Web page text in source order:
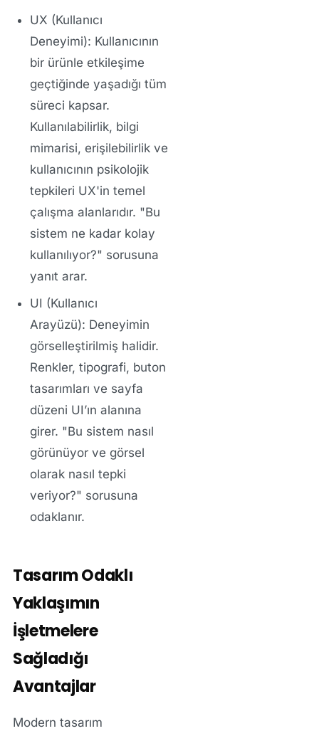
UX (Kullanıcı
Deneyimi): Kullanıcının
bir ürünle etkileşime
geçtiğinde yaşadığı tüm
süreci kapsar.
Kullanılabilirlik, bilgi
mimarisi, erişilebilirlik ve
kullanıcının psikolojik
tepkileri UX'in temel
çalışma alanlarıdır. "Bu
sistem ne kadar kolay
kullanılıyor?" sorusuna
yanıt arar.
UI (Kullanıcı
Arayüzü): Deneyimin
görselleştirilmiş halidir.
Renkler, tipografi, buton
tasarımları ve sayfa
düzeni UI’ın alanına
girer. "Bu sistem nasıl
görünüyor ve görsel
olarak nasıl tepki
veriyor?" sorusuna
odaklanır.
Tasarım Odaklı
Yaklaşımın
İşletmelere
Sağladığı
Avantajlar
Modern tasarım